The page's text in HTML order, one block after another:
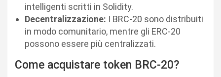
intelligenti scritti in Solidity.
Decentralizzazione: I BRC-20 sono distribuiti
in modo comunitario, mentre gli ERC-20
possono essere più centralizzati.
Come acquistare token BRC-20?